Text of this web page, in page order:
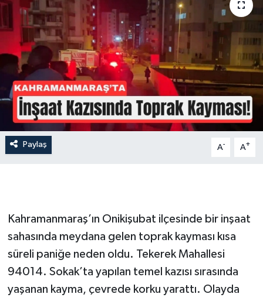
Paylaş A- A+
Kahramanmaraş’ın Onikişubat ilçesinde bir inşaat
sahasında meydana gelen toprak kayması kısa
süreli paniğe neden oldu. Tekerek Mahallesi
94014. Sokak’ta yapılan temel kazısı sırasında
yaşanan kayma, çevrede korku yarattı. Olayda
İLÇE HABERLERİ
KÜLTÜR-SANAT
KSÜ
DÜNYA
ROPORTAJ
YEREL YÖNETİM
MEDYA
SEÇİM 2011